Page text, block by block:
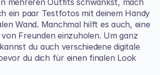
mehreren Outfits schwankst, mach
ein paar Testfotos mit deinem Handy
Wand. Manchmal hilft es auch, eine
Freunden einzuholen. Um ganz
du auch verschiedene digitale
du dich für einen finalen Look